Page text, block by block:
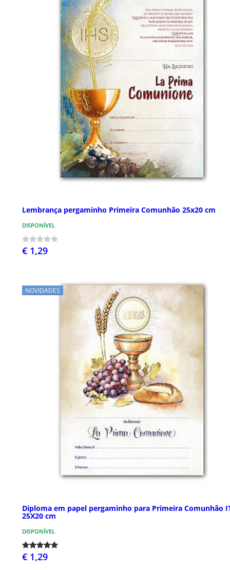
Lembrança pergaminho Primeira Comunhão 25x20 cm
DISPONÍVEL
€ 1,29
NOVIDADES
Diploma em papel pergaminho para Primeira Comunhão
25X20 cm
DISPONÍVEL
€ 1,29